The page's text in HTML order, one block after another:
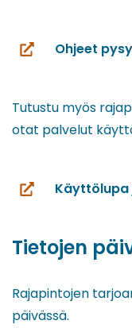
Ohjeet
(siirryt
palveluun)
Tutustu myös
otat palvelut
Käyttölupa
(siirryt
palveluun)
Tietojen
Rajapintojen
päivässä.